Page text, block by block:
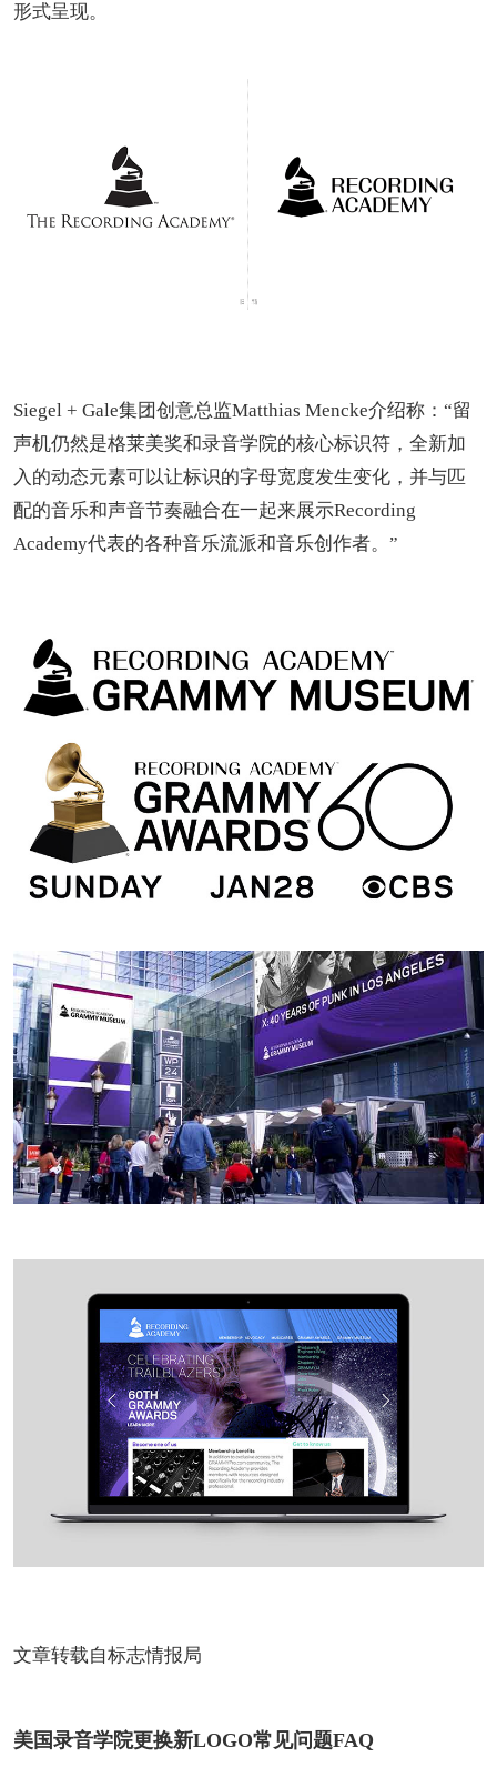
形式呈现。
Siegel + Gale集团创意总监Matthias Mencke介绍称：“留
声机仍然是格莱美奖和录音学院的核心标识符，全新加
入的动态元素可以让标识的字母宽度发生变化，并与匹
配的音乐和声音节奏融合在一起来展示Recording
Academy代表的各种音乐流派和音乐创作者。”
文章转载自标志情报局
美国录音学院更换新LOGO常见问题FAQ